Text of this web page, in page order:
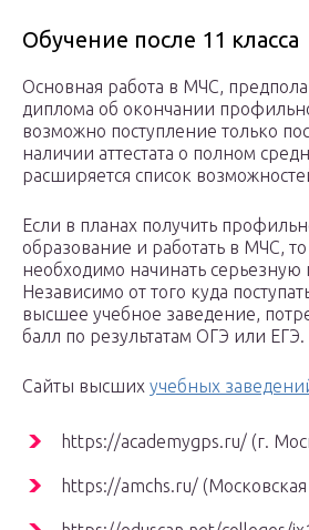
Обучение после 11 класса
Основная работа в МЧС,
диплома об окончании
возможно поступление только
наличии аттестата о полном
расширяется список
Если в планах получить
образование и работать в МЧС, то
необходимо начинать серьезную
Независимо от того куда
высшее учебное заведение,
балл по результатам ОГЭ или ЕГЭ.
Сайты высших учебных
https://academygps.ru/ (г.
https://amchs.ru/